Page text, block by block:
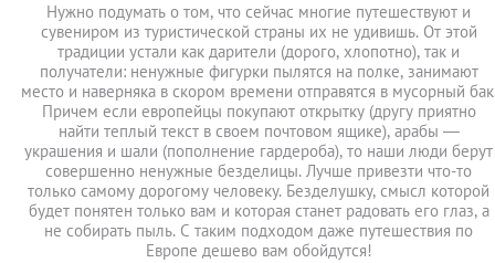
Нужно подумать о том, что сейчас многие путешествуют и
сувениром из туристической страны их не удивишь. От этой
традиции устали как дарители (дорого, хлопотно), так и
получатели: ненужные фигурки пылятся на полке, занимают
место и наверняка в скором времени отправятся в мусорный
Причем если европейцы покупают открытку (другу приятно
найти теплый текст в своем почтовом ящике), арабы —
украшения и шали (пополнение гардероба), то наши люди берут
совершенно ненужные безделицы. Лучше привезти что-то
только самому дорогому человеку. Безделушку, смысл которой
будет понятен только вам и которая станет радовать его глаз, а
не собирать пыль. С таким подходом даже путешествия по
Европе дешево вам обойдутся!